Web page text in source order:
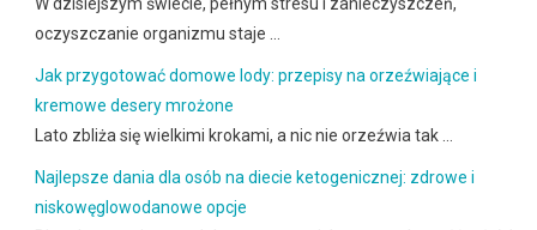
oczyszczanie organizmu staje …
Jak przygotować domowe lody: przepisy na orzeźwiające i
kremowe desery mrożone
Lato zbliża się wielkimi krokami, a nic nie orzeźwia tak …
Najlepsze dania dla osób na diecie ketogenicznej: zdrowe i
niskowęglowodanowe opcje